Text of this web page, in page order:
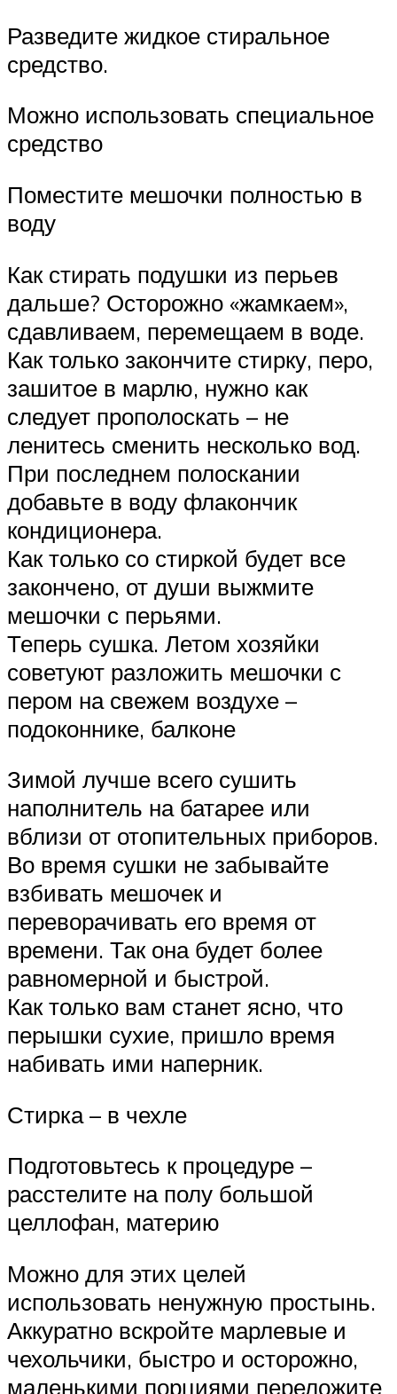
Разведите жидкое стиральное
средство.
Можно использовать специальное
средство
Поместите мешочки полностью в
воду
Как стирать подушки из перьев
дальше? Осторожно «жамкаем»,
сдавливаем, перемещаем в воде.
Как только закончите стирку, перо,
зашитое в марлю, нужно как
следует прополоскать – не
ленитесь сменить несколько вод.
При последнем полоскании
добавьте в воду флакончик
кондиционера.
Как только со стиркой будет все
закончено, от души выжмите
мешочки с перьями.
Теперь сушка. Летом хозяйки
советуют разложить мешочки с
пером на свежем воздухе –
подоконнике, балконе
Зимой лучше всего сушить
наполнитель на батарее или
вблизи от отопительных приборов.
Во время сушки не забывайте
взбивать мешочек и
переворачивать его время от
времени. Так она будет более
равномерной и быстрой.
Как только вам станет ясно, что
перышки сухие, пришло время
набивать ими наперник.
Стирка – в чехле
Подготовьтесь к процедуре –
расстелите на полу большой
целлофан, материю
Можно для этих целей
использовать ненужную простынь.
Аккуратно вскройте марлевые и
чехольчики, быстро и осторожно,
маленькими порциями переложите